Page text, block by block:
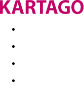
Kapcsolat Nyár 2026